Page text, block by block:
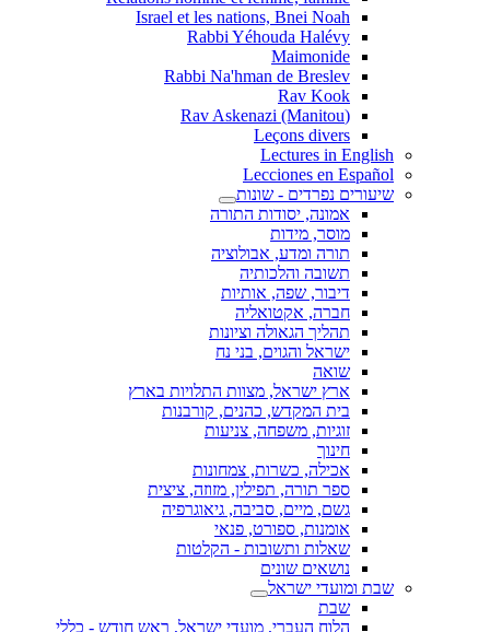
Israel et les nations, Bnei Noah
Rabbi Yéhouda Halévy
Maimonide
Rabbi Na'hman de Breslev
Rav Kook
(Rav Askenazi (Manitou
Leçons divers
Lectures in English
Lecciones en Español
שיעורים נפרדים - שונות
אמונה, יסודות התורה
מוסר, מידות
תורה ומדע, אבולוציה
תשובה והלכותיה
דיבור, שפה, אותיות
חברה, אקטואליה
תהליך הגאולה וציונות
ישראל והגוים, בני נח
שואה
ארץ ישראל, מצוות התלויות בארץ
בית המקדש, כהנים, קורבנות
זוגיות, משפחה, צניעות
חינוך
אכילה, כשרות, צמחונות
ספר תורה, תפילין, מזוזה, ציצית
גשם, מיים, סביבה, גיאוגרפיה
אומנות, ספורט, פנאי
שאלות ותשובות - הקלטות
נושאים שונים
שבת ומועדי ישראל
שבת
הלוח העברי, מועדי ישראל, ראש חודש - כללי